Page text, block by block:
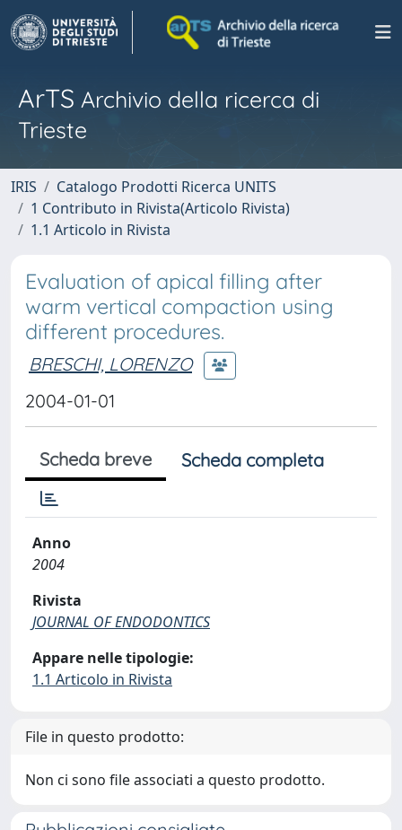
ArTS Archivio della ricerca di
Trieste
IRIS
Catalogo Prodotti Ricerca UNITS
1 Contributo in Rivista(Articolo Rivista)
1.1 Articolo in Rivista
Evaluation of apical filling after
warm vertical compaction using
different procedures.
BRESCHI, LORENZO
2004-01-01
Scheda breve Scheda completa
Anno
2004
Rivista
JOURNAL OF ENDODONTICS
Appare nelle tipologie:
1.1 Articolo in Rivista
File in questo prodotto:
Non ci sono file associati a questo prodotto.